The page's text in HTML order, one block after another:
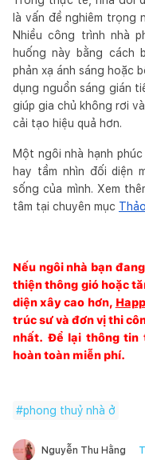
là vấn đề nghiêm trọng
Nhiều công trình nhà
huống này bằng cách
phản xạ ánh sáng hoặc
dụng nguồn sáng gián
giúp gia chủ không rơi
cải tạo hiệu quả hơn.
Một ngôi nhà hạnh
hay tầm nhìn đối diện
sống của mình. Xem
tâm tại chuyên mục
Nếu ngôi nhà bạn
thiện thông gió hoặc
diện xây cao hơn,
trúc sư và đơn vị thi
nhất. Để lại thông tin
hoàn toàn miễn phí.
#phong thuỷ nhà ở
Nguyễn Thu Hằng